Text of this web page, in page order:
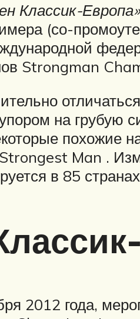
Классик-Европа»
(со-
Strongman
на грубую
похожие на
Man .
в 85
2012 года,